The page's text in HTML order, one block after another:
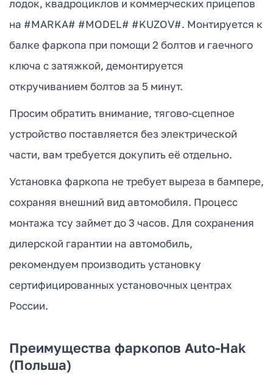
лодок, квадроциклов и коммерческих прицепов
на #MARKA# #MODEL# #KUZOV#. Монтируется к
балке фаркопа при помощи 2 болтов и гаечного
ключа с затяжкой, демонтируется
откручиванием болтов за 5 минут.
Просим обратить внимание, тягово-сцепное
устройство поставляется без электрической
части, вам требуется докупить её отдельно.
Установка фаркопа не требует выреза в бампере,
сохраняя внешний вид автомобиля. Процесс
монтажа тсу займет до 3 часов. Для сохранения
дилерской гарантии на автомобиль,
рекомендуем производить установку
сертифицированных установочных центрах
России.
Преимущества фаркопов Auto-Hak
(Польша)